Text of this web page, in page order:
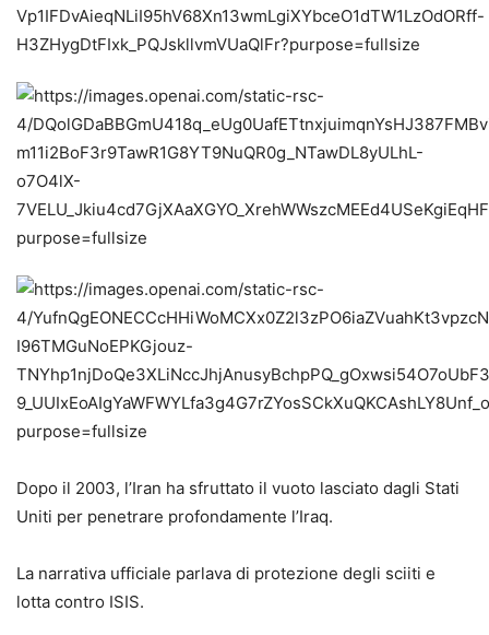
Dopo il 2003, l’Iran ha sfruttato il vuoto lasciato dagli Stati
Uniti per penetrare profondamente l’Iraq.
La narrativa ufficiale parlava di protezione degli sciiti e
lotta contro ISIS.